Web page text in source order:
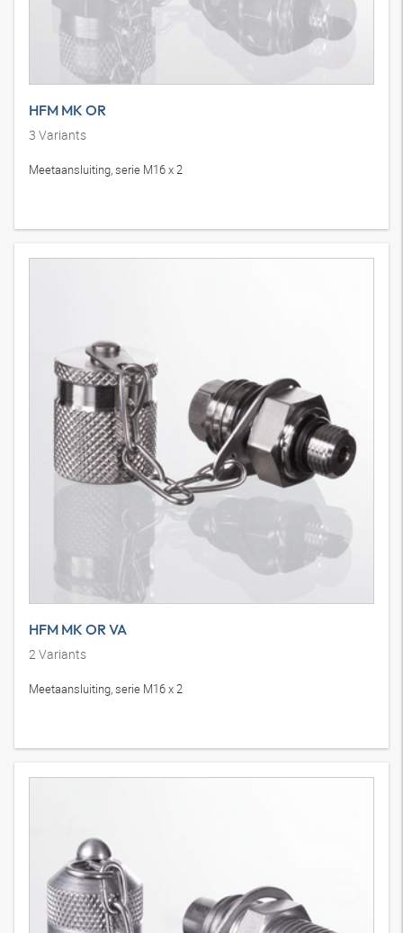
HFM MK OR
3 Variants
Meetaansluiting, serie M16 x 2
HFM MK OR VA
2Variants
Meetaansluiting, serie M16 x 2